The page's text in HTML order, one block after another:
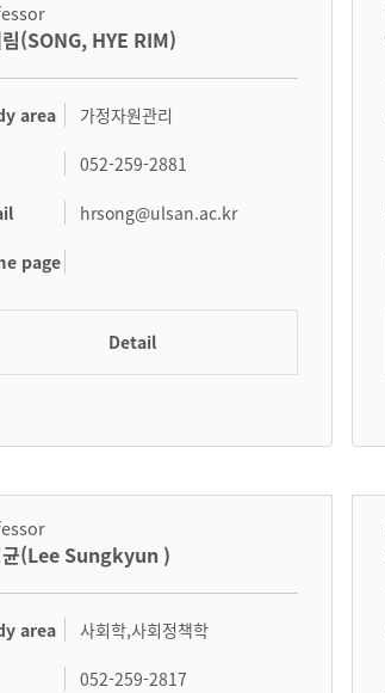
(SONG, HYE RIM)
area 가정자원관리
052-259-2881
hrsong@ulsan.ac.kr
page
Detail
균(Lee Sungkyun )
area 사회학,사회정책학
052-259-2817